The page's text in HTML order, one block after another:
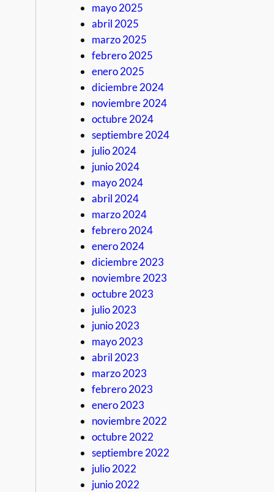
mayo 2025
abril 2025
marzo 2025
febrero 2025
enero 2025
diciembre 2024
noviembre 2024
octubre 2024
septiembre 2024
julio 2024
junio 2024
mayo 2024
abril 2024
marzo 2024
febrero 2024
enero 2024
diciembre 2023
noviembre 2023
octubre 2023
julio 2023
junio 2023
mayo 2023
abril 2023
marzo 2023
febrero 2023
enero 2023
noviembre 2022
octubre 2022
septiembre 2022
julio 2022
junio 2022